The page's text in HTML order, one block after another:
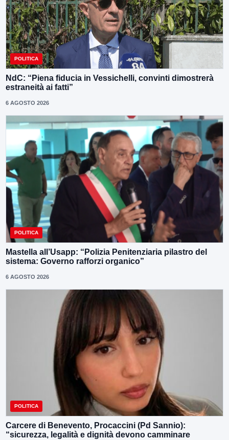
POLITICA
NdC: “Piena fiducia in Vessichelli, convinti dimostrerà
estraneità ai fatti”
6 AGOSTO 2026
POLITICA
Mastella all’Usapp: “Polizia Penitenziaria pilastro del
sistema: Governo rafforzi organico”
6 AGOSTO 2026
POLITICA
Carcere di Benevento, Procaccini (Pd Sannio):
“sicurezza, legalità e dignità devono camminare